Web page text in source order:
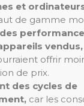
et
de gamme
vendus,
offrir
de prix.
des cycles de
car les